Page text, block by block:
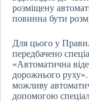
розміщену
повинна бути
Для цього у
передбачено
«Автоматична
дорожнього
можливу
допомогою